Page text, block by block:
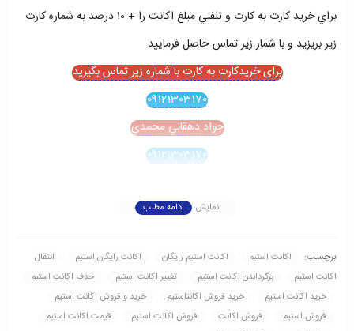
براي خريد کارت به کارت و تلفني مبلغ اکانت را + ۱۰ درصد به شماره کارت
زير بريزيد و با شمار زير تماس حاصل فرماييد
برای خریدکارت به کارت با شماره زیر تماس بگیرید
09121303170
جواد دهقاني محمدي
09121303170
نمایش ادامه مطلب
برچسب: اکانت استیم اکانت استیم رايگان اکانت رايگان استیم
انتقال
اکانت استیم
برگرداندن اکانت استیم تغيير اکانت استیم
حذف اکانت استیم
خريد اکانت استیم
خريد فروش اکانتاستیم
خريد و فروش اکانت استیم
فروش استیم
فروش اکانت فروش اکانت استیم
قيمت اکانت استیم